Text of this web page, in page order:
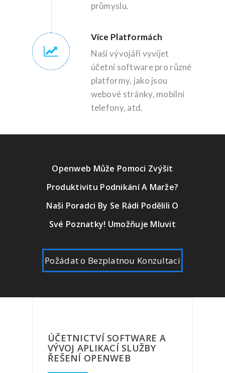
průmyslu.
Více Platformách
Naši vývojáři vyvíjet
účetní software pro různé
platformy, jako jsou
webové stránky, mobilní
telefony, atd.
Openweb Může Pomoci Zvýšit
Produktivitu Podnikání A Marže?
Naši Poradci By Se Rádi Podělili O
Své Poznatky! Umožňuje Mluvit
Požádat o Bezplatnou Konzultaci
ÚČETNICTVÍ SOFTWARE A
VÝVOJ APLIKACÍ SLUŽBY
ŘEŠENÍ OPENWEB